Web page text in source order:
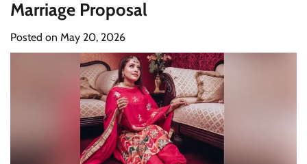
Marriage Proposal
Posted on May 20, 2026